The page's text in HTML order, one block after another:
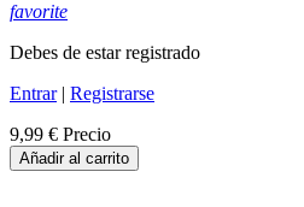
favorite
Debes de estar registrado
Entrar| Registrarse
9,99 € Precio
Añadir al carrito